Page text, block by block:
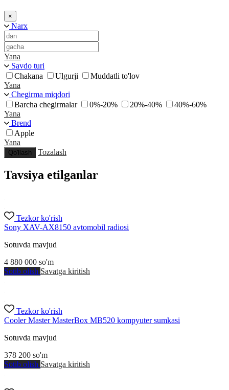
×
Narx
Yana
Savdo turi
Chakana
Ulgurji
Muddatli to'lov
Yana
Chegirma miqdori
Barcha chegirmalar
0%-20% 20%-40%
40%-60%
Yana
Brend
Apple
Yana
Qo'llash Tozalash
Tavsiya etilganlar
Tezkor ko'rish
Sony XAV-AX8150 avtomobil radiosi
Sotuvda mavjud
4 880 000 so'm
Sotib olish Savatga kiritish
Tezkor ko'rish
Cooler Master MasterBox MB520 kompyuter sumkasi
Sotuvda mavjud
378 200 so'm
Sotib olish Savatga kiritish